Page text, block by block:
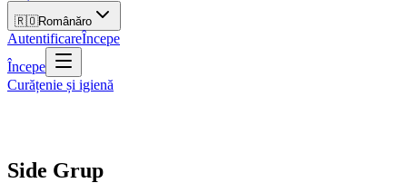
🇷🇴Românăro
AutentificareÎncepe
Începe
Curățenie și igienă
Side Grup